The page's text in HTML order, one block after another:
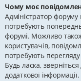
Чому моє
Адміністратор
потребують
форумі. Можливо
користувачів,
потребують
Будь ласка,
додаткової інформації.